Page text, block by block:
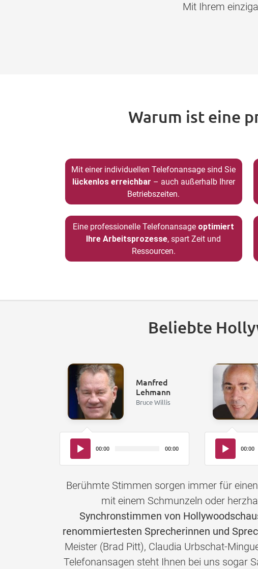
Mit Ihrem
Warum ist eine
Mit einer individuellen Telefonansage sind Sie
lückenlos erreichbar – auch außerhalb Ihrer
Betriebszeiten.
Eine professionelle Telefonansage optimiert
Ihre Arbeitsprozesse, spart Zeit und
Ressourcen.
Beliebte
Manfred
Lehmann
Bruce Willis
Audio-
Player
00:00 00:00
Audio-
Player
00:00
Berühmte Stimmen sorgen immer für
mit einem Schmunzeln oder
Synchronstimmen von
renommiertesten Sprecherinnen und
Meister (Brad Pitt), Claudia Urbschat-
Telefonansagen steht Ihnen bei uns sogar